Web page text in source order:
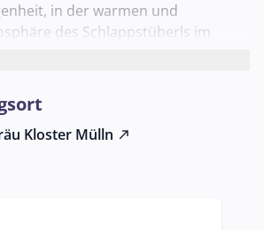
in der warmen und
des Schlappstüberls im
zu verweilen.
Treffen teilzunehmen, das sich
der gemeinsamen Freude an der
eine historische Flöte,
tief in der Tradition der
sind und durch ihren
Kloster Mülln north_east